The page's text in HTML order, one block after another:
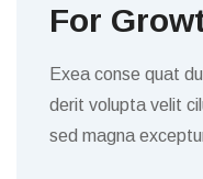
For
Exea conse quat
derit volupta velit
sed magna